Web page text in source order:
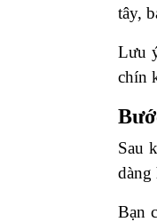
tây,
Lưu
chín
Sau
dàng
Bạn